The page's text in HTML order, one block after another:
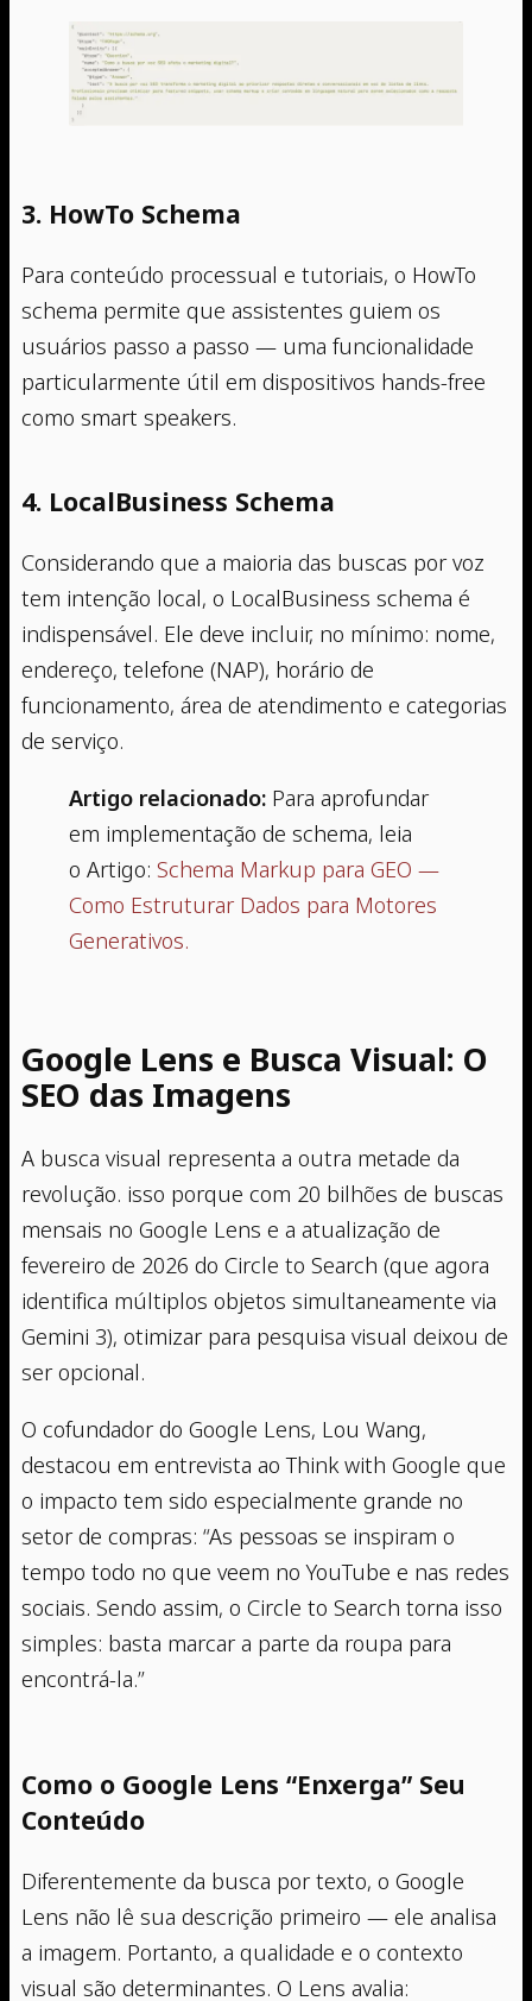
3. HowTo Schema
Para conteúdo processual e tutoriais, o HowTo
schema permite que assistentes guiem os
usuários passo a passo — uma funcionalidade
particularmente útil em dispositivos hands-free
como smart speakers.
4. LocalBusiness Schema
Considerando que a maioria das buscas por voz
tem intenção local, o LocalBusiness schema é
indispensável. Ele deve incluir, no mínimo: nome,
endereço, telefone (NAP), horário de
funcionamento, área de atendimento e categorias
de serviço.
Artigo relacionado: Para aprofundar
em implementação de schema, leia
o Artigo: Schema Markup para GEO —
Como Estruturar Dados para Motores
Generativos.
Google Lens e Busca Visual: O
SEO das Imagens
A busca visual representa a outra metade da
revolução. isso porque com 20 bilhões de buscas
mensais no Google Lens e a atualização de
fevereiro de 2026 do Circle to Search (que agora
identifica múltiplos objetos simultaneamente via
Gemini 3), otimizar para pesquisa visual deixou de
ser opcional.
O cofundador do Google Lens, Lou Wang,
destacou em entrevista ao Think with Google que
o impacto tem sido especialmente grande no
setor de compras: “As pessoas se inspiram o
tempo todo no que veem no YouTube e nas redes
sociais. Sendo assim, o Circle to Search torna isso
simples: basta marcar a parte da roupa para
encontrá-la.”
Como o Google Lens “Enxerga” Seu
Conteúdo
Diferentemente da busca por texto, o Google
Lens não lê sua descrição primeiro — ele analisa
a imagem. Portanto, a qualidade e o contexto
visual são determinantes. O Lens avalia: